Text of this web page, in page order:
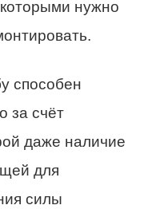
нужно
способен
за счёт
даже наличие
для
силы